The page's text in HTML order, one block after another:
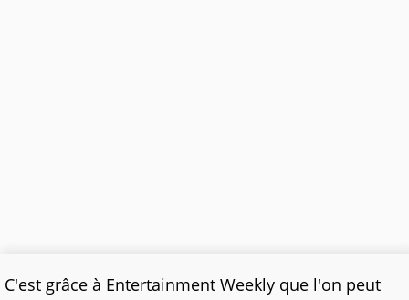
C'est grâce à Entertainment Weekly que l'on peut